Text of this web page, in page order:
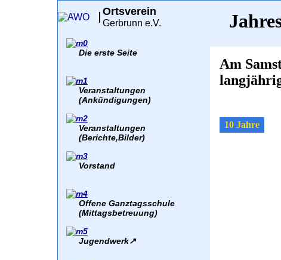
Ortsverein
Gerbrunn e.V.
Die erste Seite
Veranstaltungen
(Ankündigungen)
Veranstaltungen
(Berichte,Bilder)
Vorstand
Offene Ganztagsschule
(Mittagsbetreuung)
Jugendwerk↗
Am
10 Jahre